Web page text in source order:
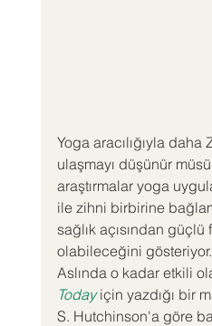
Yoga aracılığıyla
ulaşmayı düşünür
araştırmalar yoga
ile zihni birbirine
sağlık açısından
olabileceğini gösteriyor.
Aslında o kadar etkili
Today için yazdığı bir
S. Hutchinson'a göre